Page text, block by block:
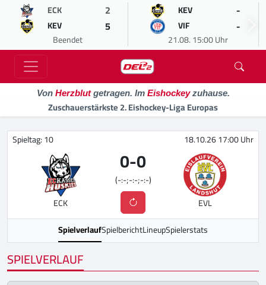
ECK 2
KEV 5
Beendet
KEV -
VIF -
21.08. 15:00 Uhr
Von Herzblutgetragen. Im Eishockeyzuhause.
Zuschauerstärkste 2. Eishockey-Liga Europas
Spieltag: 10 18.10.26 17:00 Uhr
ECK
0-0
(-:-;-:-;-:-)
EVL
SpielverlaufSpielberichtLineupSpielerstats
SPIELVERLAUF